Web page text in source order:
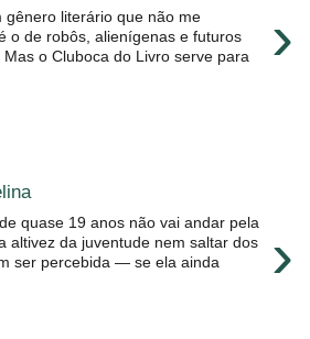
›
gênero literário que não me
o de robôs, alienígenas e futuros
Mas o Cluboca do Livro serve para
›
quase 19 anos não vai andar pela
altivez da juventude nem saltar dos
ser percebida ― se ela ainda